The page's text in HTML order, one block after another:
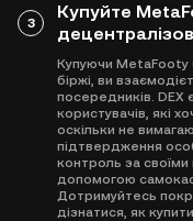
3
Купуйте
Купуючи MetaFooty
біржі, ви
посередників.
користувачів, які
оскільки не
підтвердження
контроль за
допомогою
Дотримуйтесь
дізнатися, як